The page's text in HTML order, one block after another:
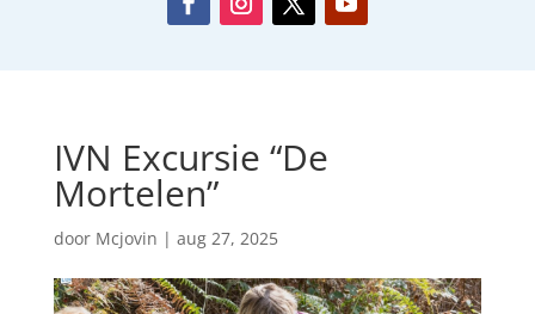
IVN Excursie “De
Mortelen”
door Mcjovin | aug 27, 2025